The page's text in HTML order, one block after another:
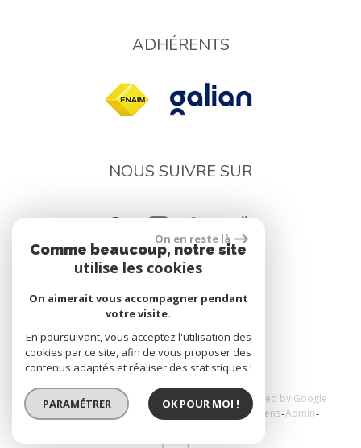
ADHÉRENTS
NOUS SUIVRE SUR
réalisé par
© 2026 | Tous droits réservés | Traduction powered by Google
Mentions légales Nos honoraires Liens Admin
On en reste là
Comme beaucoup, notre site
utilise les cookies
On aimerait vous accompagner pendant
votre visite.
En poursuivant, vous acceptez l'utilisation des
cookies par ce site, afin de vous proposer des
contenus adaptés et réaliser des statistiques !
PARAMÉTRER OK POUR MOI !